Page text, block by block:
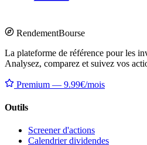
RendementBourse
La plateforme de référence pour les
Analysez, comparez et suivez vos
Premium — 9.99€/mois
Outils
Screener d'actions
Calendrier dividendes